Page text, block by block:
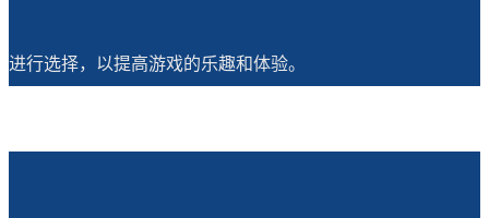
进行选择，以提高游戏的乐趣和体验。